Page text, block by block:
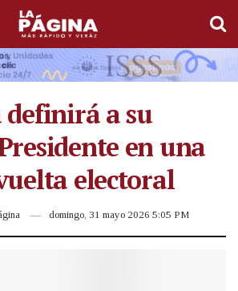
definirá a su
en una
electoral
domingo, 31 mayo 2026 5:05 PM